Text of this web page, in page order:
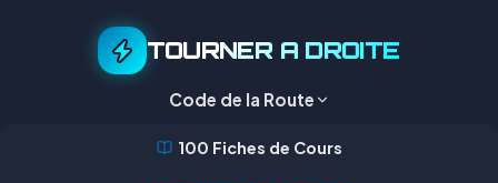
TOURNER A DROITE
Code de la Route
100 Fiches de Cours